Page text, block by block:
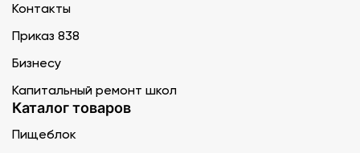
Контакты
Приказ 838
Бизнесу
Капитальный ремонт школ
Каталог товаров
Пищеблок